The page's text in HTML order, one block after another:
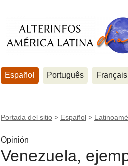
Español Português Français
Portada del sitio > Español >
Opinión
Venezuela,